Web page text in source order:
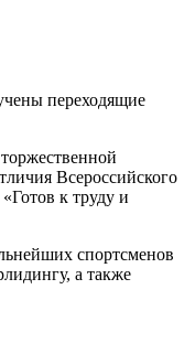
переходящие
Всероссийского
к труду и
спортсменов
а также